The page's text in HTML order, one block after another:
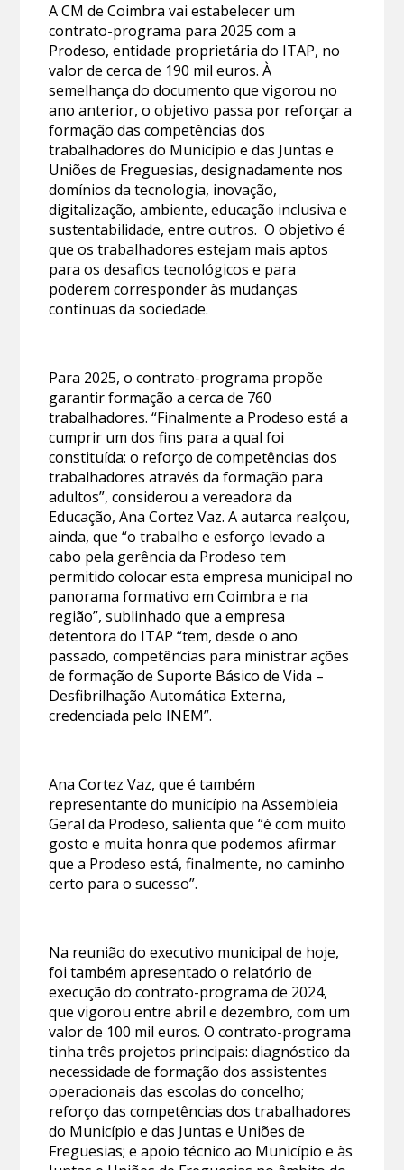
A CM de Coimbra vai estabelecer um
contrato-programa para 2025 com a
Prodeso, entidade proprietária do ITAP, no
valor de cerca de 190 mil euros. À
semelhança do documento que vigorou no
ano anterior, o objetivo passa por reforçar a
formação das competências dos
trabalhadores do Município e das Juntas e
Uniões de Freguesias, designadamente nos
domínios da tecnologia, inovação,
digitalização, ambiente, educação inclusiva e
sustentabilidade, entre outros. O objetivo é
que os trabalhadores estejam mais aptos
para os desafios tecnológicos e para
poderem corresponder às mudanças
contínuas da sociedade.
Para 2025, o contrato-programa propõe
garantir formação a cerca de 760
trabalhadores. “Finalmente a Prodeso está a
cumprir um dos fins para a qual foi
constituída: o reforço de competências dos
trabalhadores através da formação para
adultos”, considerou a vereadora da
Educação, Ana Cortez Vaz. A autarca realçou,
ainda, que “o trabalho e esforço levado a
cabo pela gerência da Prodeso tem
permitido colocar esta empresa municipal no
panorama formativo em Coimbra e na
região”, sublinhado que a empresa
detentora do ITAP “tem, desde o ano
passado, competências para ministrar ações
de formação de Suporte Básico de Vida –
Desfibrilhação Automática Externa,
credenciada pelo INEM”.
Ana Cortez Vaz, que é também
representante do município na Assembleia
Geral da Prodeso, salienta que “é com muito
gosto e muita honra que podemos afirmar
que a Prodeso está, finalmente, no caminho
certo para o sucesso”.
Na reunião do executivo municipal de hoje,
foi também apresentado o relatório de
execução do contrato-programa de 2024,
que vigorou entre abril e dezembro, com um
valor de 100 mil euros. O contrato-programa
tinha três projetos principais: diagnóstico da
necessidade de formação dos assistentes
operacionais das escolas do concelho;
reforço das competências dos trabalhadores
do Município e das Juntas e Uniões de
Freguesias; e apoio técnico ao Município e às